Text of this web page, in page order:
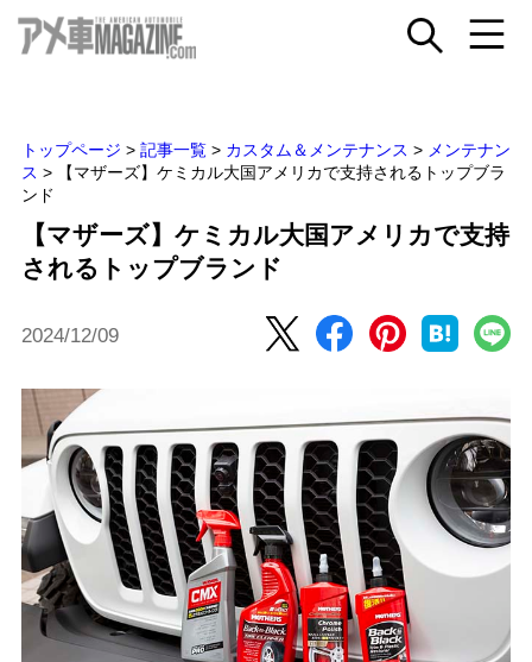
トップページ > 記事一覧 > カスタム＆メンテナンス > メンテナン
ス >
【マザーズ】ケミカル大国アメリカで支持されるトップブラ
ンド
【マザーズ】ケミカル大国アメリカで支持
されるトップブランド
2024/12/09